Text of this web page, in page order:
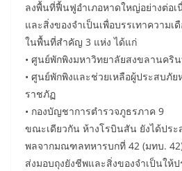
ลงพื้นที่ฟื้นฟูอำเภอหาดใหญ่อย่างต่อเ
และสิ่งของจำเป็นเพื่อบรรเทาความ
ในพื้นที่สำคัญ 3 แห่ง ได้แก่
• ศูนย์พักพิงมหาวิทยาลัยสงขลานคริ
• ศูนย์พักพิงและช่วยเหลือผู้ประสบภั
ราชภัฏ
• กองบัญชาการตำรวจภูธรภาค 9
ขณะเดียวกัน ห้างโรบินสัน ยังได้ปร
พลจากมณฑลทหารบกที่ 42 (มทบ.
ส่งมอบถุงยังชีพและสิ่งของจำเป็นให้